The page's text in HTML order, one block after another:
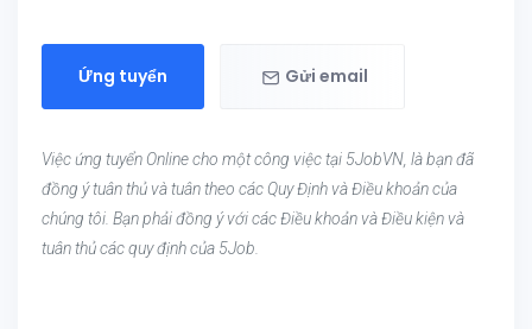
Ứng tuyển Gửi email
Việc ứng tuyển Online cho một công việc tại 5JobVN, là bạn đã
đồng ý tuân thủ và tuân theo các Quy Định và Điều khoản của
chúng tôi. Bạn phải đồng ý với các Điều khoản và Điều kiện và
tuân thủ các quy định của 5Job.